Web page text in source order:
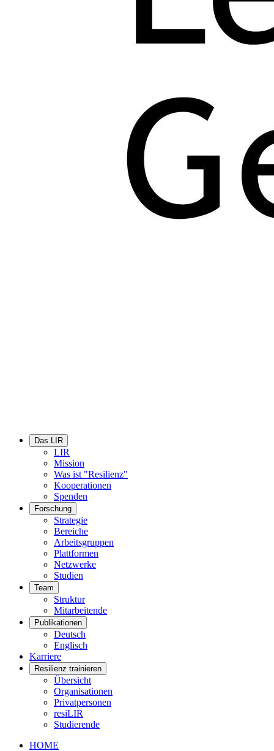
Das LIR
LIR
Mission
Was ist "Resilienz"
Kooperationen
Spenden
Forschung
Strategie
Bereiche
Arbeitsgruppen
Plattformen
Netzwerke
Studien
Team
Struktur
Mitarbeitende
Publikationen
Deutsch
Englisch
Karriere
Resilienz trainieren
Übersicht
Organisationen
Privatpersonen
resiLIR
Studierende
HOME